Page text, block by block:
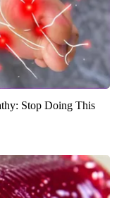
Stop Doing This